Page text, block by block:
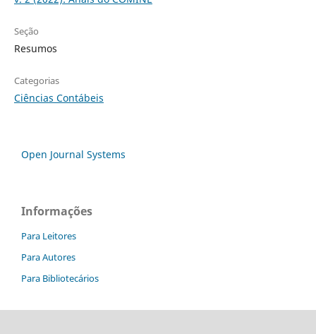
Seção
Resumos
Categorias
Ciências Contábeis
Open Journal Systems
Informações
Para Leitores
Para Autores
Para Bibliotecários